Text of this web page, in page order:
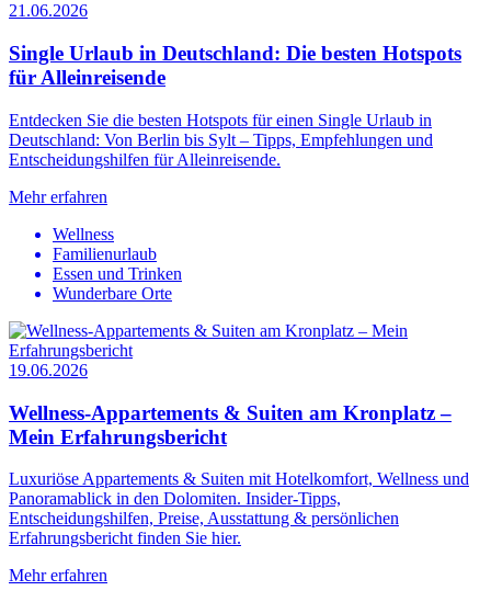
21.06.2026
Single Urlaub in Deutschland: Die besten Hotspots
für Alleinreisende
Entdecken Sie die besten Hotspots für einen Single Urlaub in
Deutschland: Von Berlin bis Sylt – Tipps, Empfehlungen und
Entscheidungshilfen für Alleinreisende.
Mehr erfahren
Wellness
Familienurlaub
Essen und Trinken
Wunderbare Orte
19.06.2026
Wellness-Appartements & Suiten am Kronplatz –
Mein Erfahrungsbericht
Luxuriöse Appartements & Suiten mit Hotelkomfort, Wellness und
Panoramablick in den Dolomiten. Insider-Tipps,
Entscheidungshilfen, Preise, Ausstattung & persönlichen
Erfahrungsbericht finden Sie hier.
Mehr erfahren